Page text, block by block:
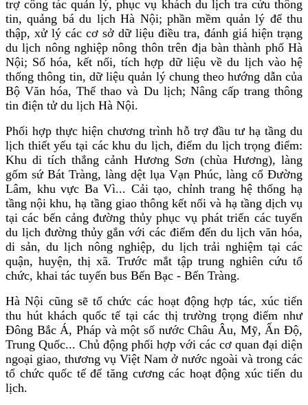
trợ công tác quản lý, phục vụ khách du lịch tra cứu thông
tin, quảng bá du lịch Hà Nội; phần mềm quản lý để thu
thập, xử lý các cơ sở dữ liệu điều tra, đánh giá hiện trạng
du lịch nông nghiệp nông thôn trên địa bàn thành phố Hà
Nội; Số hóa, kết nối, tích hợp dữ liệu về du lịch vào hệ
thống thông tin, dữ liệu quản lý chung theo hướng dẫn của
Bộ Văn hóa, Thể thao và Du lịch; Nâng cấp trang thông
tin điện tử du lịch Hà Nội.
Phối hợp thực hiện chương trình hỗ trợ đầu tư hạ tầng du
lịch thiết yếu tại các khu du lịch, điểm du lịch trọng điểm:
Khu di tích thắng cảnh Hương Sơn (chùa Hương), làng
gốm sứ Bát Tràng, làng dệt lụa Vạn Phúc, làng cổ Đường
Lâm, khu vực Ba Vì... Cải tạo, chỉnh trang hệ thống hạ
tầng nội khu, hạ tầng giao thông kết nối và hạ tầng dịch vụ
tại các bến cảng đường thủy phục vụ phát triển các tuyến
du lịch đường thủy gắn với các điểm đến du lịch văn hóa,
di sản, du lịch nông nghiệp, du lịch trải nghiệm tại các
quận, huyện, thị xã. Trước mắt tập trung nghiên cứu tổ
chức, khai tác tuyến bus Bến Bạc - Bến Tràng.
Hà Nội cũng sẽ tổ chức các hoạt động hợp tác, xúc tiến
thu hút khách quốc tế tại các thị trường trọng điểm như
Đông Bắc Á, Pháp và một số nước Châu Âu, Mỹ, Ấn Độ,
Trung Quốc... Chủ động phối hợp với các cơ quan đại diện
ngoại giao, thương vụ Việt Nam ở nước ngoài và trong các
tổ chức quốc tế để tăng cương các hoạt động xúc tiến du
lịch.